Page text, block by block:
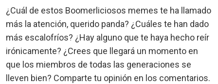
¿Cuál de estos Boomerliciosos memes te ha llamado
más la atención, querido panda? ¿Cuáles te han dado
más escalofríos? ¿Hay alguno que te haya hecho reír
irónicamente? ¿Crees que llegará un momento en
que los miembros de todas las generaciones se
lleven bien? Comparte tu opinión en los comentarios.